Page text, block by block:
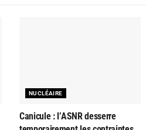
NUCLÉAIRE
Canicule : l’ASNR desserre